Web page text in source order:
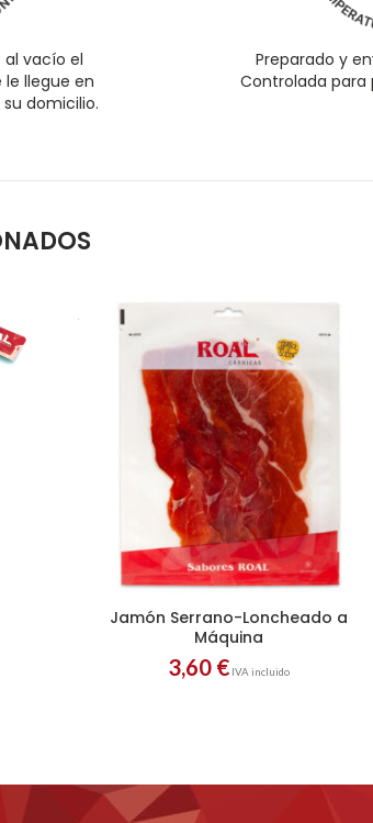
vacío el
llegue en
domicilio.
Preparado y
Controlada para
Jamón Serrano-Loncheado a
Máquina
3,60 € IVA incluido